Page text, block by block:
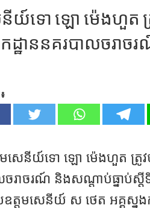
យ៍ទោ ឡោ ម៉េងហួត ត្
ដ្ឋាននគរបាលចរាច
សេនីយ៍ទោ ឡោ ម៉េងហួត ត្រូវ
ចរាចរណ៍ និងសណ្តាប់ធ្នាប់ស្
ឧត្តមសេនីយ៍ ស ថេត អគ្គស្នង